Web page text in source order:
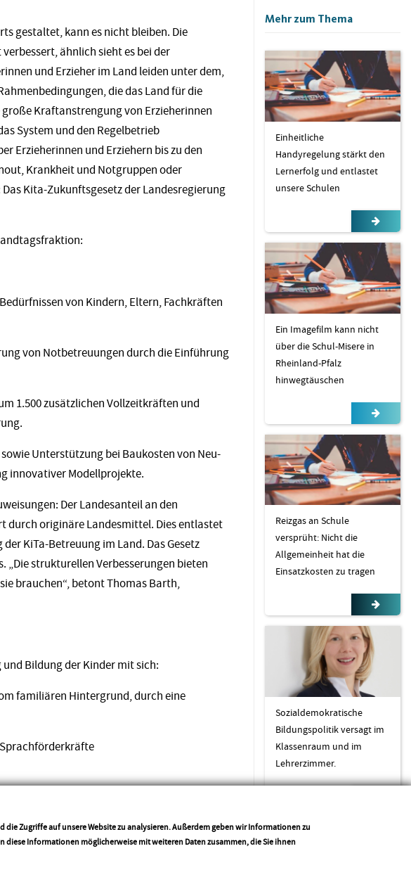
gestaltet, kann es nicht bleiben. Die
ähnlich sieht es bei der
und Erzieher im Land leiden unter dem,
die das Land für die
Kraftanstrengung von Erzieherinnen
System und den Regelbetrieb
Erzieherinnen und Erziehern bis zu den
Krankheit und Notgruppen oder
Kita-Zukunftsgesetz der Landesregierung
von Kindern, Eltern, Fachkräften
von Notbetreuungen durch die Einführung
1.500 zusätzlichen Vollzeitkräften und
Unterstützung bei Baukosten von Neu-
innovativer Modellprojekte.
Der Landesanteil an den
durch originäre Landesmittel. Dies entlastet
KiTa-Betreuung im Land. Das Gesetz
strukturellen Verbesserungen bieten
brauchen“, betont Thomas Barth,
Bildung der Kinder mit sich:
familiären Hintergrund, durch eine
„Unsere im Landtag vorgelegte KiTa-
ihrer Bildung. Wir legen die Basis für
und Spielen unserer Jüngsten.“ Mit
Mehr zum Thema
Einheitliche
Handyregelung stärkt den
Lernerfolg und entlastet
unsere Schulen
Ein Imagefilm kann nicht
über die Schul-Misere in
Rheinland-Pfalz
hinwegtäuschen
Reizgas an Schule
versprüht: Nicht die
Allgemeinheit hat die
Einsatzkosten zu tragen
Sozialdemokratische
Bildungspolitik versagt im
Klassenraum und im
Lehrerzimmer.
Zugriffe auf unsere Website zu analysieren. Außerdem geben wir Informationen zu
diese Informationen möglicherweise mit weiteren Daten zusammen, die Sie ihnen